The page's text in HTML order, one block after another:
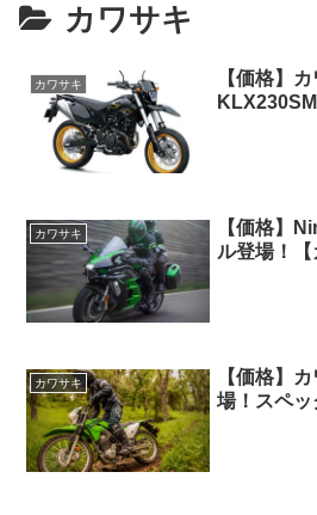
カワサキ
カワサキ
【価格】
カワサキ
【価格】
ル登場！【
カワサキ
【価格】
場！スペッ